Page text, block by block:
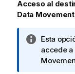
Acceso al
Data
N
o
t
Esta
accede